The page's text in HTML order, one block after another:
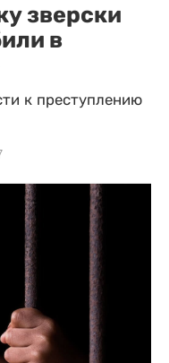
зверски
в
к преступлению